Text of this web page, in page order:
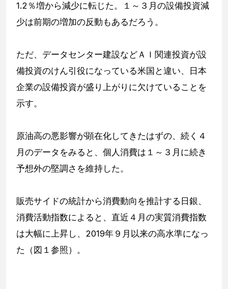
1.2％増から減少に転じた。１～３月の設備投資減
少は前期の増加の反動もあるだろう。
ただ、データセンター建設などＡＩ関連投資が設
備投資のけん引役になっている米国と違い、日本
企業の設備投資が盛り上がりに欠けていることを
示す。
原油高の悪影響が顕在化してきたはずの、続く４
月のデータをみると、個人消費は１～３月に続き
予想外の堅調さを維持した。
販売サイドの統計から消費動向を推計する日銀、
消費活動指数によると、直近４月の実質消費指数
は大幅に上昇し、2019年９月以来の高水準になっ
た（図１参照）。